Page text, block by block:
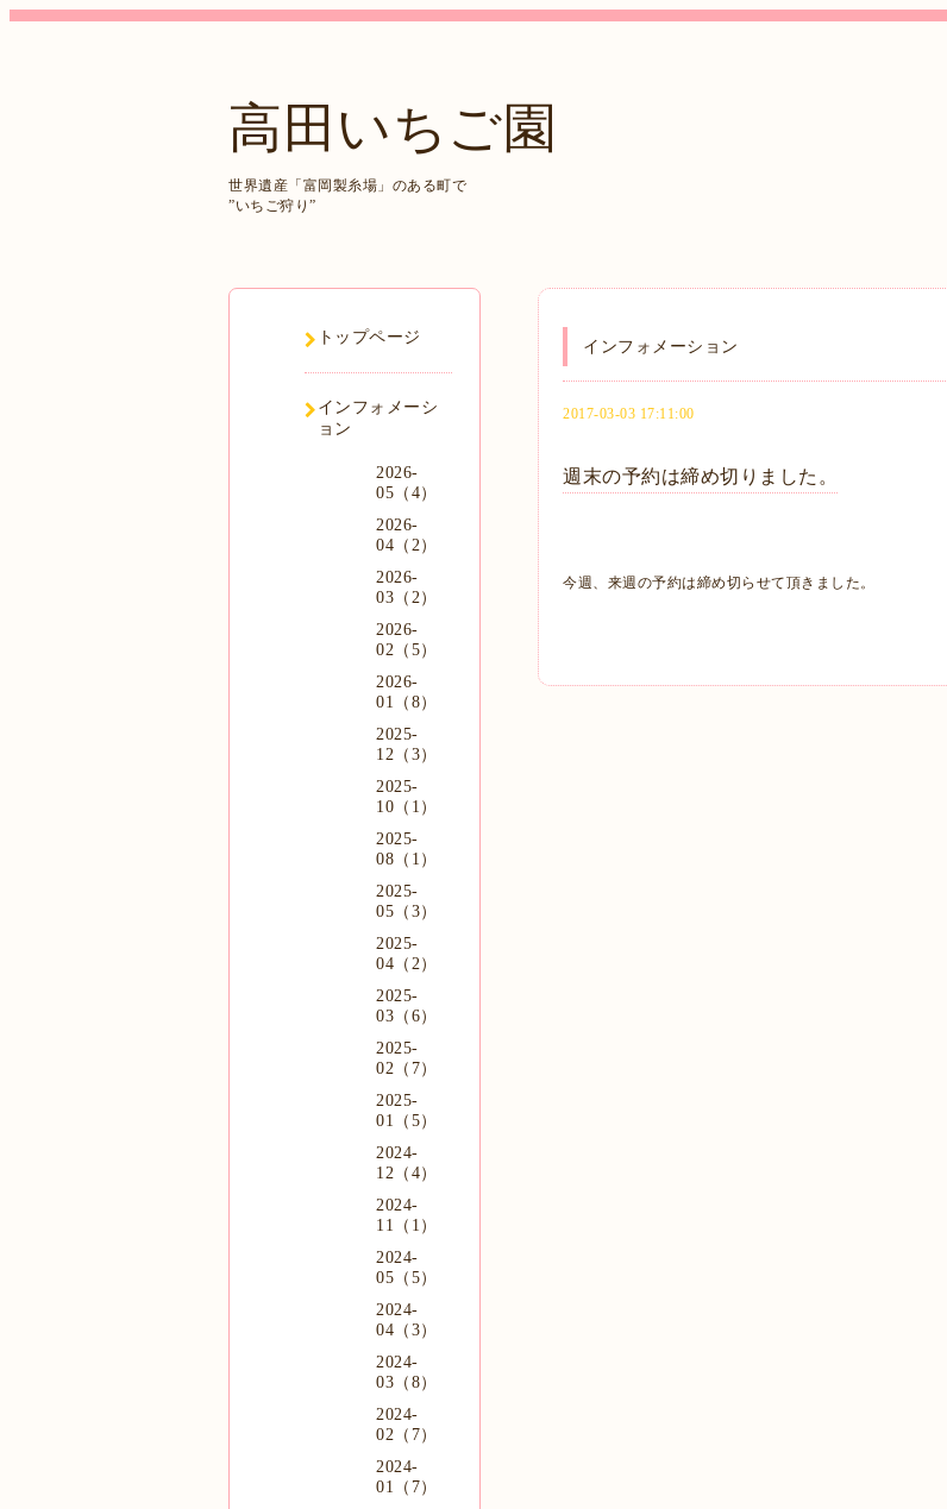
高田いちご園
世界遺産「富岡製糸場」のある町で
”いちご狩り”
インフォメーション
2017-03-03 17:11:00
週末の予約は締め切りました。
今週、来週の予約は締め切らせて頂きました。
トップページ
インフォメーシ
ョン
2026-
05（4）
2026-
04（2）
2026-
03（2）
2026-
02（5）
2026-
01（8）
2025-
12（3）
2025-
10（1）
2025-
08（1）
2025-
05（3）
2025-
04（2）
2025-
03（6）
2025-
02（7）
2025-
01（5）
2024-
12（4）
2024-
11（1）
2024-
05（5）
2024-
04（3）
2024-
03（8）
2024-
02（7）
2024-
01（7）